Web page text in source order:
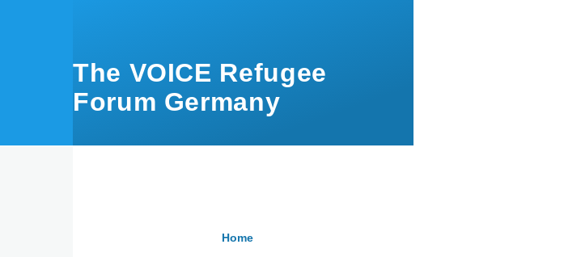
The VOICE Refugee
Forum Germany
Home